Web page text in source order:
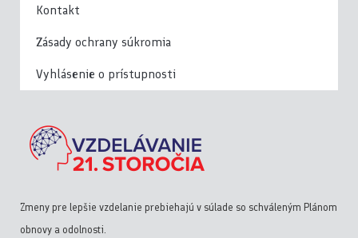
Kontakt
Zásady ochrany súkromia
Vyhlásenie o prístupnosti
Zmeny pre lepšie vzdelanie prebiehajú v súlade so schváleným Plánom
obnovy a odolnosti.